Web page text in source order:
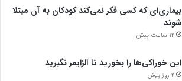
بیماری‌ای که کسی فکر نمی‌کند کودکان به آن مبتلا
شوند
12 ساعت پیش
این خوراکی‌ها را بخورید تا آلزایمر نگیرید
2 روز پیش